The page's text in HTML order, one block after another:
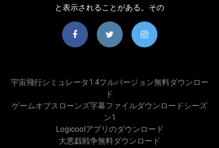
と表示されることがある。その
宇宙飛行シミュレータ1.4フルバージョン無料ダウンロー
ド
ゲームオブスローンズ字幕ファイルダウンロードシーズ
ン1
Logicoolアプリのダウンロード
大悪戯戦争無料ダウンロード